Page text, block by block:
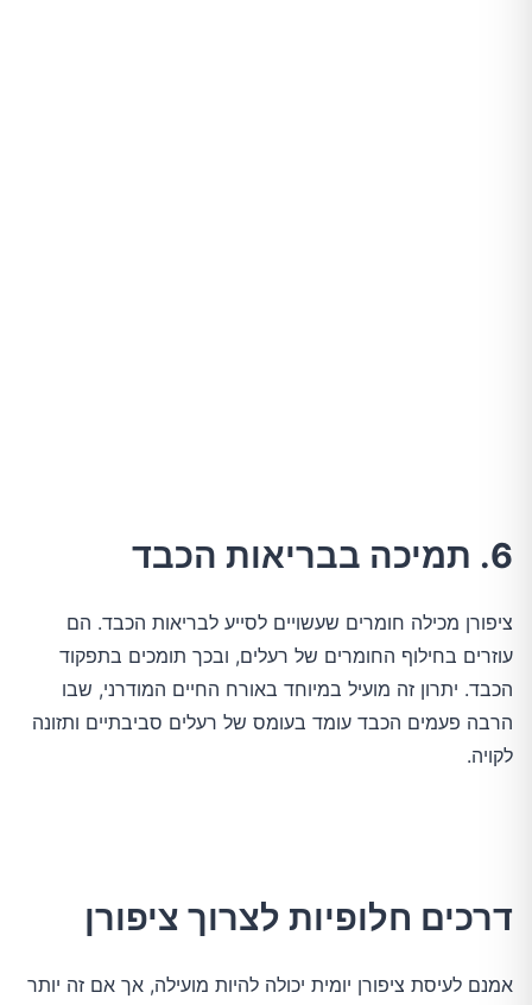
6. תמיכה בבריאות הכבד
ציפורן מכילה חומרים שעשויים לסייע לבריאות הכבד. הם
עוזרים בחילוף החומרים של רעלים, ובכך תומכים בתפקוד
הכבד. יתרון זה מועיל במיוחד באורח החיים המודרני, שבו
הרבה פעמים הכבד עומד בעומס של רעלים סביבתיים ותזונה
לקויה.
דרכים חלופיות לצרוך ציפורן
אמנם לעיסת ציפורן יומית יכולה להיות מועילה, אך אם זה יותר